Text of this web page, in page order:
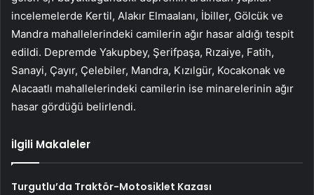
incelemelerde Kertil, Alakır Elmaalanı, İbiller, Gölcük ve
Mandra mahallelerindeki camilerin ağır hasar aldığı tespit
edildi. Depremde Yakupbey, Şerifpaşa, Rızaiye, Fatih,
Sanayi, Çayır, Çelebiler, Mandra, Kızılgür, Kocakonak ve
Alacaatlı mahallelerindeki camilerin ise minarelerinin ağır
hasar gördüğü belirlendi.
İlgili Makaleler
Turgutlu’da Traktör-Motosiklet Kazası